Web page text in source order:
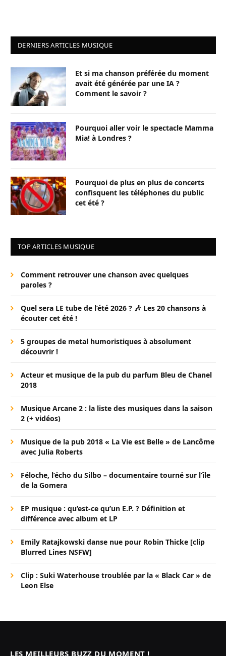
DERNIERS ARTICLES MUSIQUE
Et si ma chanson préférée du moment
avait été générée par une IA ?
Comment le savoir ?
Pourquoi aller voir le spectacle Mamma
Mia! à Londres ?
Pourquoi de plus en plus de concerts
confisquent les téléphones du public
cet été ?
TOP ARTICLES MUSIQUE
Comment retrouver une chanson avec quelques
paroles ?
Quel sera LE tube de l’été 2026 ? 🎶 Les 20 chansons à
écouter cet été !
5 groupes de metal humoristiques à absolument
découvrir !
Acteur et musique de la pub du parfum Bleu de Chanel
2018
Musique Arcane 2 : la liste des musiques dans la saison
2 (+ vidéos)
Musique de la pub 2018 « La Vie est Belle » de Lancôme
avec Julia Roberts
Féloche, l’écho du Silbo – documentaire tourné sur l’île
de la Gomera
EP musique : qu’est-ce qu’un E.P. ? Définition et
différence avec album et LP
Emily Ratajkowski danse nue pour Robin Thicke [clip
Blurred Lines NSFW]
Clip : Suki Waterhouse troublée par la « Black Car » de
Leon Else
LES MEILLEURS BUZZ DU MOMENT !